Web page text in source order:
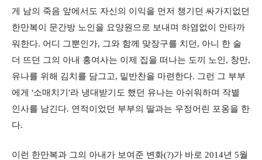
게 남의 죽음 앞에서도 자신의 이익을 먼저 챙기던 싸가지없던
한만복이 문간방 노인을 요양원으로 보내며 하염없이 안타까
워한다. 어디 그뿐인가, 그와 함께 맞장구를 치던, 아니 한 술
더 뜨던 그의 아내 홍여사는 이제 집을 떠나는 도끼 노인, 창만,
유나를 위해 김치를 담그고, 밑반찬을 마련한다. 그런 그 부부
에게 '소매치기'라 냉대받기도 했던 유나는 아쉬워하며 작별
인사를 남긴다. 연적이었던 부부의 딸과는 우정어린 포옹을 한
다.
이런 한만복과 그의 아내가 보여준 변화(?)가 바로 2014년 5월